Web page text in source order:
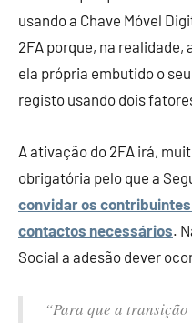
usando a Chave Móvel
2FA porque, na realidade,
ela própria embutido o
registo usando dois
A ativação do 2FA irá,
obrigatória pelo que a
convidar os
contactos necessários.
Social a adesão dever
“Para que a